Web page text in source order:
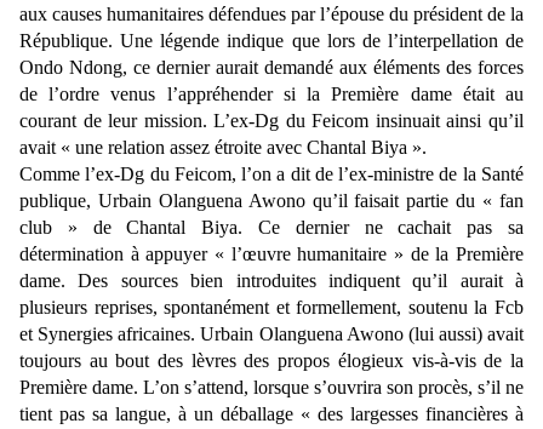
aux causes humanitaires défendues par l’épouse du président de la
République. Une légende indique que lors de l’interpellation de
Ondo Ndong, ce dernier aurait demandé aux éléments des forces
de l’ordre venus l’appréhender si la Première dame était au
courant de leur mission. L’ex-Dg du Feicom insinuait ainsi qu’il
avait « une relation assez étroite avec Chantal Biya ».
Comme l’ex-Dg du Feicom, l’on a dit de l’ex-ministre de la Santé
publique, Urbain Olanguena Awono qu’il faisait partie du « fan
club » de Chantal Biya. Ce dernier ne cachait pas sa
détermination à appuyer « l’œuvre humanitaire » de la Première
dame. Des sources bien introduites indiquent qu’il aurait à
plusieurs reprises, spontanément et formellement, soutenu la Fcb
et Synergies africaines. Urbain Olanguena Awono (lui aussi) avait
toujours au bout des lèvres des propos élogieux vis-à-vis de la
Première dame. L’on s’attend, lorsque s’ouvrira son procès, s’il ne
tient pas sa langue, à un déballage « des largesses financières à